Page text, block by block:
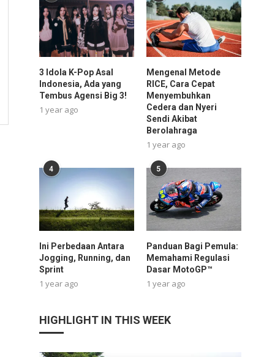
3 Idola K-Pop Asal
Indonesia, Ada yang
Tembus Agensi Big 3!
1 year ago
Mengenal Metode
RICE, Cara Cepat
Menyembuhkan
Cedera dan Nyeri
Sendi Akibat
Berolahraga
1 year ago
4
Ini Perbedaan Antara
Jogging, Running, dan
Sprint
1 year ago
5
Panduan Bagi Pemula:
Memahami Regulasi
Dasar MotoGP™
1 year ago
HIGHLIGHT IN THIS WEEK